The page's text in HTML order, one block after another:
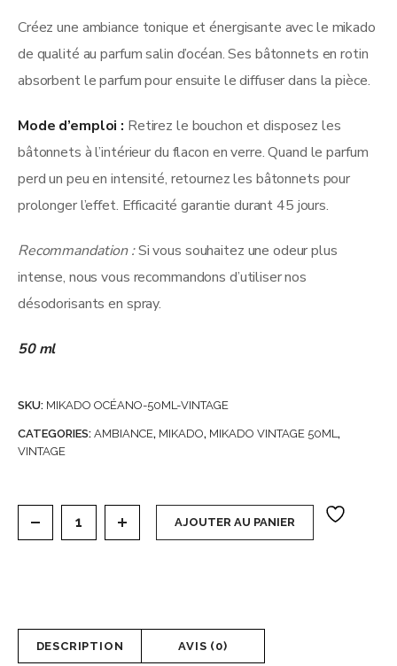
Créez une ambiance tonique et énergisante avec le mikado
de qualité au parfum salin d’océan. Ses bâtonnets en rotin
absorbent le parfum pour ensuite le diffuser dans la pièce.
Mode d’emploi : Retirez le bouchon et disposez les
bâtonnets à l’intérieur du flacon en verre. Quand le parfum
perd un peu en intensité, retournez les bâtonnets pour
prolonger l’effet. Efficacité garantie durant 45 jours.
Recommandation :Si vous souhaitez une odeur plus
intense, nous vous recommandons d’utiliser nos
désodorisants en spray.
50 ml
SKU: MIKADO OCÉANO-50ML-VINTAGE
CATEGORIES: AMBIANCE, MIKADO, MIKADO VINTAGE 50ML ,
VINTAGE
Carton de 6 Mikados Vintage 50 ml (soit 1,43€
AJOUTER AU PANIER
DESCRIPTION AVIS (0)